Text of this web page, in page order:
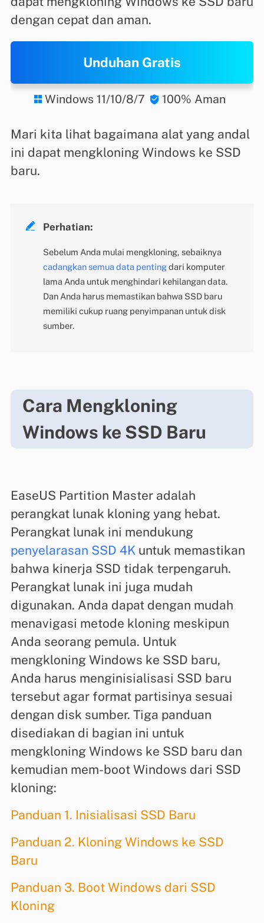
dengan cepat dan aman.
Unduhan Gratis
 Windows 11/10/8/7  100% Aman
Mari kita lihat bagaimana alat yang andal
ini dapat mengkloning Windows ke SSD
baru.
 Perhatian:
Sebelum Anda mulai mengkloning, sebaiknya
cadangkan semua data pentingdari komputer
lama Anda untuk menghindari kehilangan data.
Dan Anda harus memastikan bahwa SSD baru
memiliki cukup ruang penyimpanan untuk disk
sumber.
Cara Mengkloning
Windows ke SSD Baru
EaseUS Partition Master adalah
perangkat lunak kloning yang hebat.
Perangkat lunak ini mendukung
penyelarasan SSD 4K untuk memastikan
bahwa kinerja SSD tidak terpengaruh.
Perangkat lunak ini juga mudah
digunakan. Anda dapat dengan mudah
menavigasi metode kloning meskipun
Anda seorang pemula. Untuk
mengkloning Windows ke SSD baru,
Anda harus menginisialisasi SSD baru
tersebut agar format partisinya sesuai
dengan disk sumber. Tiga panduan
disediakan di bagian ini untuk
mengkloning Windows ke SSD baru dan
kemudian mem-boot Windows dari SSD
kloning:
Panduan 1. Inisialisasi SSD Baru
Panduan 2. Kloning Windows ke SSD
Baru
Panduan 3. Boot Windows dari SSD
Kloning